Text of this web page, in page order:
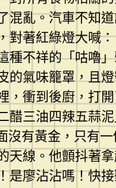
混亂。汽車不知
對著紅綠燈大喊
種不祥的「咕嚕
的氣味籠罩，且
，衝到後廚，打
醋三油四辣五蒜
沒有黃金，只有
天線。他顫抖著
是廖沾沾嗎！快